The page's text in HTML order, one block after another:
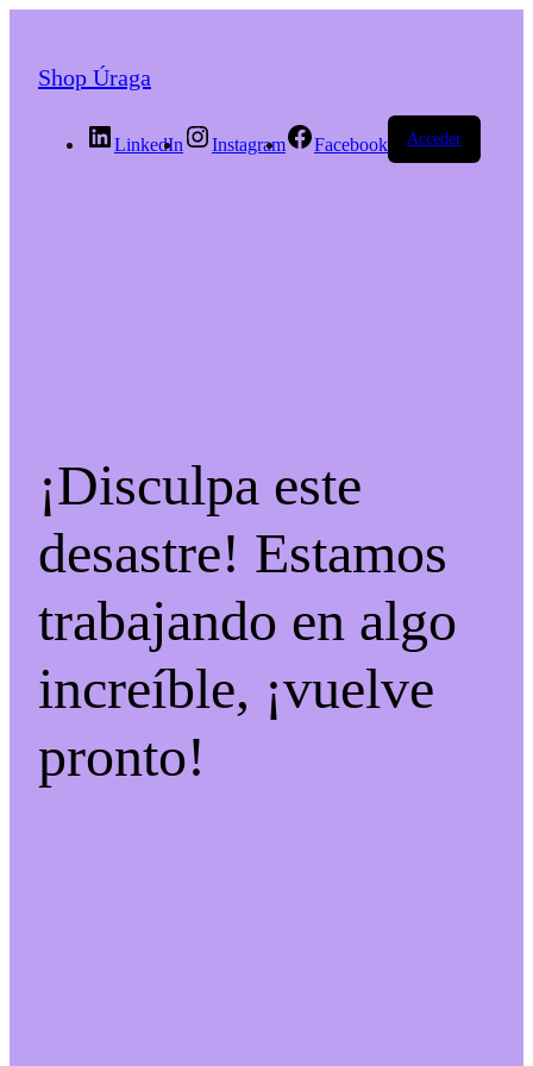
Shop Úraga
LinkedIn Instagram Facebook Acceder
¡Disculpa este
desastre! Estamos
trabajando en algo
increíble, ¡vuelve
pronto!